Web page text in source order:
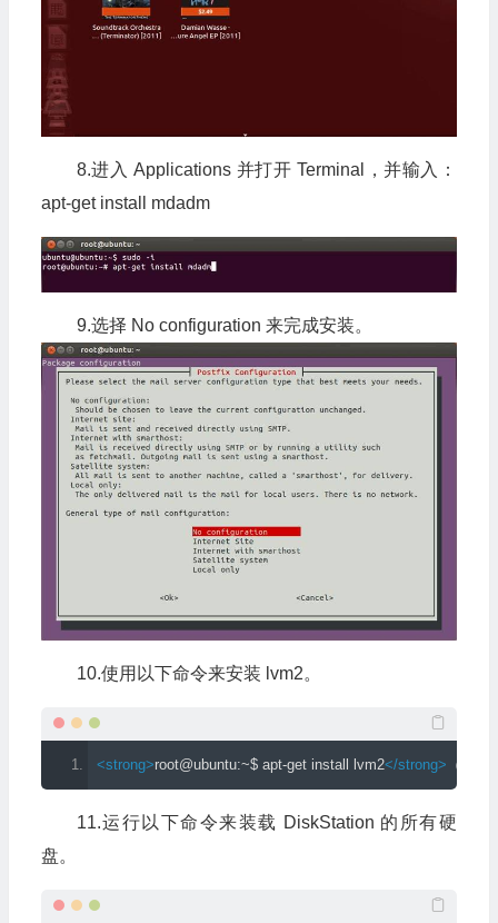
8.进入 Applications 并打开 Terminal，并输入：
apt-get install mdadm
9.选择 No configuration 来完成安装。
10.使用以下命令来安装 lvm2。
<strong>root@ubuntu:~$ apt-get install lvm2</strong> （否
11.运行以下命令来装载 DiskStation 的所有硬
盘。